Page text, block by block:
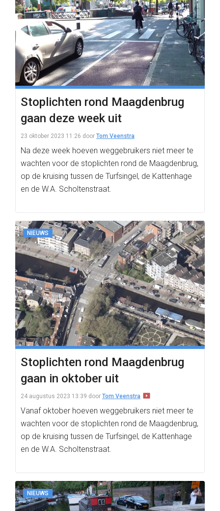
Stoplichten rond Maagdenbrug
gaan deze week uit
23 oktober 2023 11:26 door Tom Veenstra
Na deze week hoeven weggebruikers niet meer te
wachten voor de stoplichten rond de Maagdenbrug,
op de kruising tussen de Turfsingel, de Kattenhage
en de W.A. Scholtenstraat.
NIEUWS
Stoplichten rond Maagdenbrug
gaan in oktober uit
24 augustus 2023 13:39 door Tom Veenstra
Vanaf oktober hoeven weggebruikers niet meer te
wachten voor de stoplichten rond de Maagdenbrug,
op de kruising tussen de Turfsingel, de Kattenhage
en de W.A. Scholtenstraat.
NIEUWS